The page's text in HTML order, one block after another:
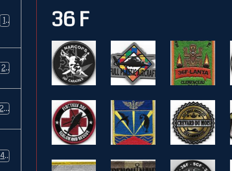
36 F
12
26
29
469